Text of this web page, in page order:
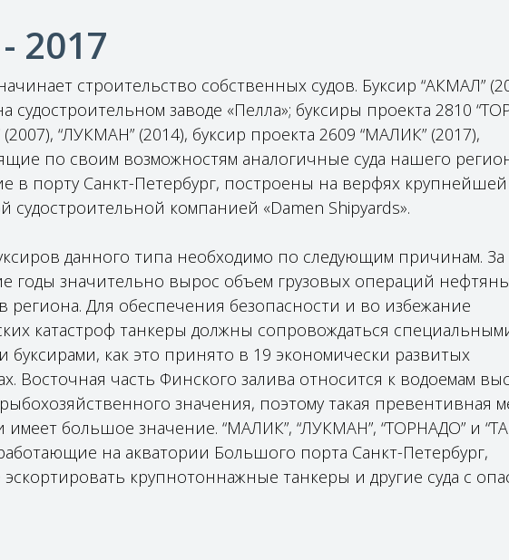
2017
строительство собственных судов. Буксир “АКМАЛ”
судостроительном заводе «Пелла»; буксиры проекта 2810
“ЛУКМАН” (2014), буксир проекта 2609 “МАЛИК” (2017),
по своим возможностям аналогичные суда нашего
в порту Санкт-Петербург, построены на верфях крупнейшей
судостроительной компанией «Damen Shipyards».
данного типа необходимо по следующим причинам. За
годы значительно вырос объем грузовых операций
региона. Для обеспечения безопасности и во избежание
катастроф танкеры должны сопровождаться
буксирами, как это принято в 19 экономически развитых
Восточная часть Финского залива относится к водоемам
значения, поэтому такая превентивная
имеет большое значение. “МАЛИК”, “ЛУКМАН”, “ТОРНАДО” и
на акватории Большого порта Санкт-Петербург,
крупнотоннажные танкеры и другие суда с